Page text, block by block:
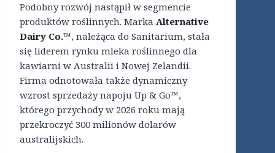
Podobny rozwój nastąpił w segmencie
produktów roślinnych. Marka Alternative
Dairy Co.™, należąca do Sanitarium, stała
się liderem rynku mleka roślinnego dla
kawiarni w Australii i Nowej Zelandii.
Firma odnotowała także dynamiczny
wzrost sprzedaży napoju Up & Go™,
którego przychody w 2026 roku mają
przekroczyć 300 milionów dolarów
australijskich.